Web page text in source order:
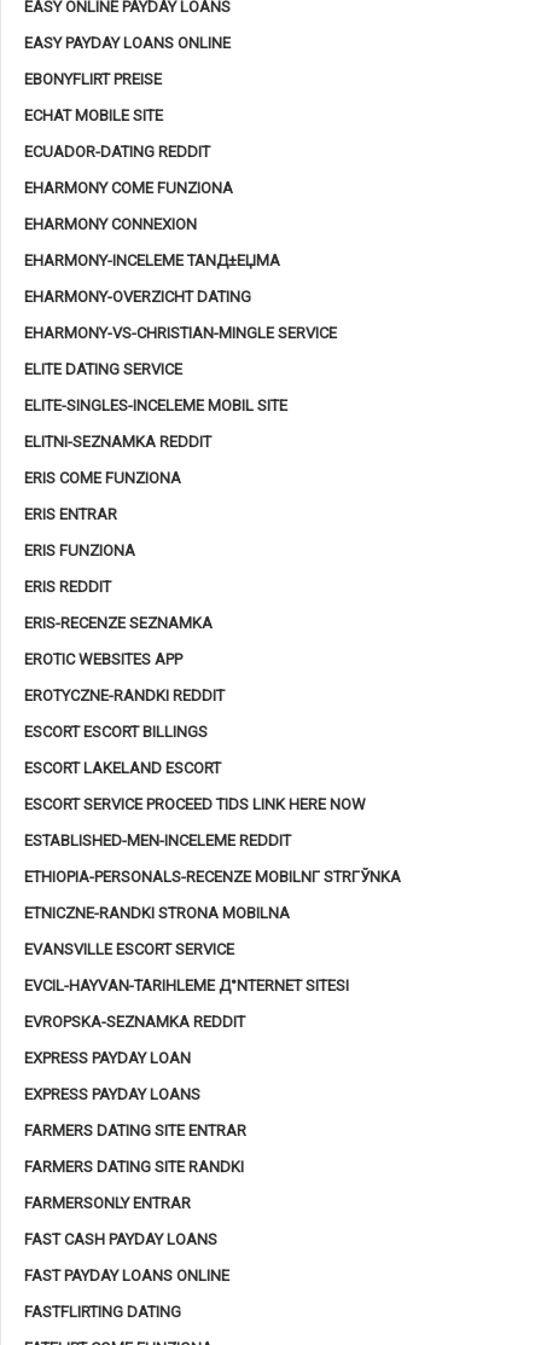
EASY ONLINE PAYDAY LOANS
EASY PAYDAY LOANS ONLINE
EBONYFLIRT PREISE
ECHAT MOBILE SITE
ECUADOR-DATING REDDIT
EHARMONY COME FUNZIONA
EHARMONY CONNEXION
EHARMONY-INCELEME TANД±ЕЏMA
EHARMONY-OVERZICHT DATING
EHARMONY-VS-CHRISTIAN-MINGLE SERVICE
ELITE DATING SERVICE
ELITE-SINGLES-INCELEME MOBIL SITE
ELITNI-SEZNAMKA REDDIT
ERIS COME FUNZIONA
ERIS ENTRAR
ERIS FUNZIONA
ERIS REDDIT
ERIS-RECENZE SEZNAMKA
EROTIC WEBSITES APP
EROTYCZNE-RANDKI REDDIT
ESCORT ESCORT BILLINGS
ESCORT LAKELAND ESCORT
ESCORT SERVICE PROCEED TIDS LINK HERE NOW
ESTABLISHED-MEN-INCELEME REDDIT
ETHIOPIA-PERSONALS-RECENZE MOBILNГ­ STRГЎNKA
ETNICZNE-RANDKI STRONA MOBILNA
EVANSVILLE ESCORT SERVICE
EVCIL-HAYVAN-TARIHLEME Д°NTERNET SITESI
EVROPSKA-SEZNAMKA REDDIT
EXPRESS PAYDAY LOAN
EXPRESS PAYDAY LOANS
FARMERS DATING SITE ENTRAR
FARMERS DATING SITE RANDKI
FARMERSONLY ENTRAR
FAST CASH PAYDAY LOANS
FAST PAYDAY LOANS ONLINE
FASTFLIRTING DATING